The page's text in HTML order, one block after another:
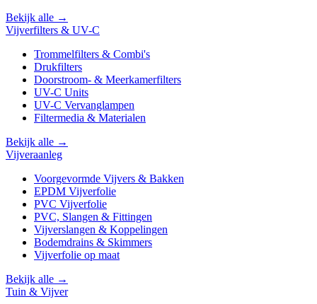
Bekijk alle →
Vijverfilters & UV-C
Trommelfilters & Combi's
Drukfilters
Doorstroom- & Meerkamerfilters
UV-C Units
UV-C Vervanglampen
Filtermedia & Materialen
Bekijk alle →
Vijveraanleg
Voorgevormde Vijvers & Bakken
EPDM Vijverfolie
PVC Vijverfolie
PVC, Slangen & Fittingen
Vijverslangen & Koppelingen
Bodemdrains & Skimmers
Vijverfolie op maat
Bekijk alle →
Tuin & Vijver